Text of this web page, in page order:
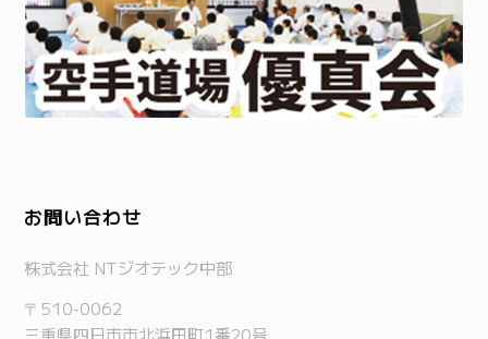
お問い合わせ
株式会社 NTジオテック中部
〒510-0062
三重県四日市市北浜田町1番20号